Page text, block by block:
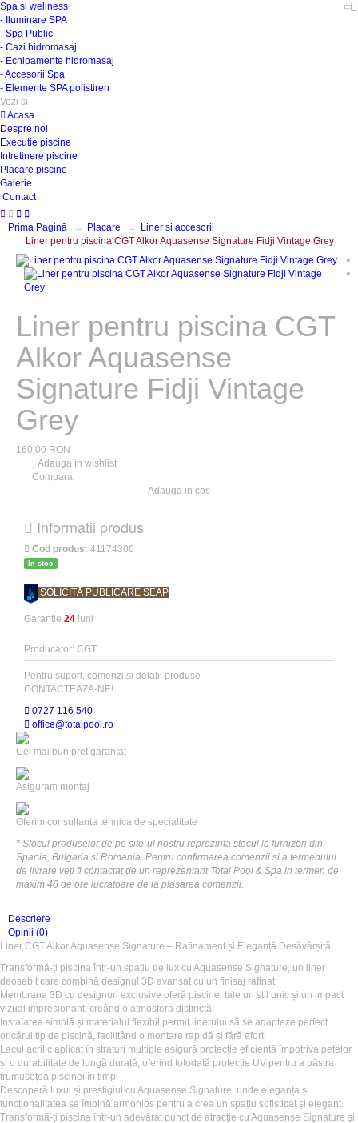
Spa si wellness
- Iluminare SPA
- Spa Public
- Cazi hidromasaj
- Echipamente hidromasaj
- Accesorii Spa
- Elemente SPA polistiren
Vezi si
Acasa
Despre noi
Executie piscine
Intretinere piscine
Placare piscine
Galerie
Contact
Prima Pagină Placare
Liner si accesorii
Liner pentru piscina CGT Alkor Aquasense Signature Fidji Vintage Grey
Liner pentru piscina CGT
Alkor Aquasense
Signature Fidji Vintage
Grey
160,00 RON
Adauga in wishlist
Compara
Adauga in cos
Informatii produs
Cod produs: 41174300
In stoc
SOLICITĂ PUBLICARE SEAP
Garantie 24 luni
Producator: CGT
Pentru suport, comenzi si detalii produse
CONTACTEAZA-NE!
0727 116 540
office@totalpool.ro
Cel mai bun pret garantat
Asiguram montaj
Oferim consultanta tehnica de specialitate
* Stocul produselor de pe site-ul nostru reprezinta stocul la furnizori din
Spania, Bulgaria si Romania. Pentru confirmarea comenzii si a termenului
de livrare veti fi contactat de un reprezentant Total Pool & Spa in termen de
maxim 48 de ore lucratoare de la plasarea comenzii.
Descriere
Opinii (0)
Liner CGT Alkor Aquasense Signature – Rafinament și Eleganță Desăvârșită
Transformă-ți piscina într-un spațiu de lux cu Aquasense Signature, un liner
deosebit care combină designul 3D avansat cu un finisaj rafinat.
Membrana 3D cu designuri exclusive oferă piscinei tale un stil unic și un impact
vizual impresionant, creând o atmosferă distinctă.
Instalarea simplă și materialul flexibil permit linerului să se adapteze perfect
oricărui tip de piscină, facilitând o montare rapidă și fără efort.
Lacul acrilic aplicat în straturi multiple asigură protecție eficientă împotriva petelor
și o durabilitate de lungă durată, oferind totodată protecție UV pentru a păstra
frumusețea piscinei în timp.
Descoperă luxul și prestigiul cu Aquasense Signature, unde eleganța și
funcționalitatea se îmbină armonios pentru a crea un spațiu sofisticat și elegant.
Transformă-ți piscina într-un adevărat punct de atracție cu Aquasense Signature și